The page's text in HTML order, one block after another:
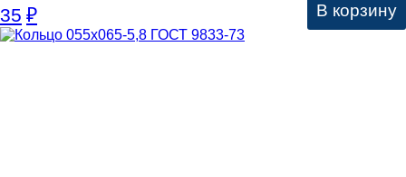
35 ₽ В корзину